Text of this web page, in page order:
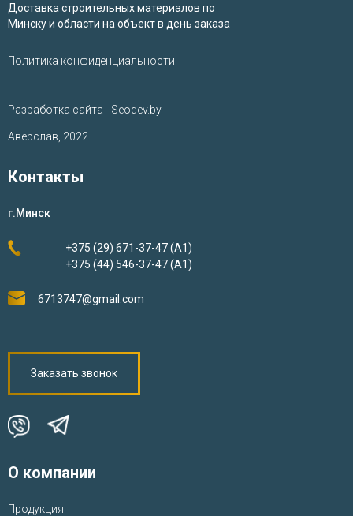
Доставка строительных материалов по
Минску и области на объект в день заказа
Политика конфиденциальности
Разработка сайта - Seodev.by
Аверслав, 2022
О компании
Продукция
Контакты
г.Минск
+375 (29) 671-37-47 (А1)
+375 (44) 546-37-47 (А1)
6713747@gmail.com
Заказать звонок